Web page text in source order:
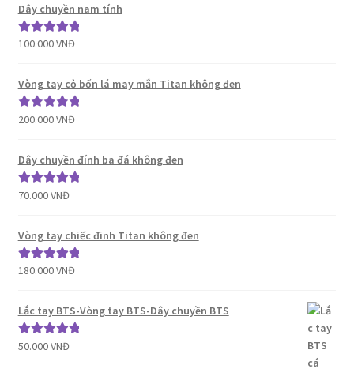
Dây chuyền nam tính
Được xếp
sao
100.000VNĐ
Vòng tay cỏ bốn lá may mắn Titan không đen
Được xếp
sao
200.000VNĐ
Dây chuyền đính ba đá không đen
Được xếp
sao
70.000VNĐ
Vòng tay chiếc đinh Titan không đen
Được xếp
sao
180.000VNĐ
Lắc tay BTS-Vòng tay BTS-Dây chuyền BTS
Được xếp
50.000VNĐ